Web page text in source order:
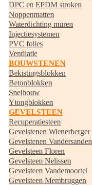
DPC en EPDM stroken
Noppenmatten
Waterdichting muren
Injectiesystemen
PVC folies
Ventilatie
BOUWSTENEN
Bekistingsblokken
Betonblokken
Snelbouw
Ytongblokken
GEVELSTEEN
Recuperatiesteen
Gevelstenen Wienerberger
Gevelstenen Vandersanden
Gevelsteen Floren
Gevelsteen Nelissen
Gevelsteen Vandemoortel
Gevelsteen Membruggen